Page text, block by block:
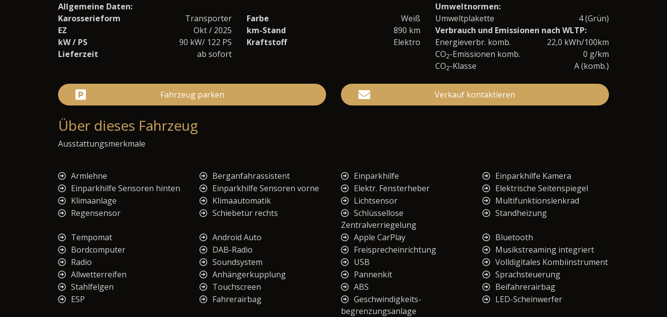
Allgemeine Daten:
Karosserieform
Transporter Farbe
Weiß
EZ
Okt / 2025 km-Stand
890 km
kW / PS
90 kW/ 122 PS Kraftstoff
Elektro
Lieferzeit
ab sofort
Umweltnormen:
Umweltplakette
4 (Grün)
Verbrauch und Emissionen nach WLTP:
Energieverbr. komb.
22,0 kWh/100km
CO2-Emissionen komb.
0 g/km
CO2-Klasse A (komb.)
Fahrzeug parken Verkauf kontaktieren
Über dieses Fahrzeug
Ausstattungsmerkmale
Armlehne Berganfahrassistent Einparkhilfe
Einparkhilfe Kamera
Einparkhilfe Sensoren hinten
Einparkhilfe Sensoren vorne Elektr. Fensterheber
Elektrische Seitenspiegel
Klimaanlage
Klimaautomatik Lichtsensor
Multifunktionslenkrad
Regensensor
Schiebetür rechts
Schlüssellose
Zentralverriegelung
Standheizung
Tempomat Android Auto Apple CarPlay
Bluetooth
Bordcomputer
DAB-Radio Freisprecheinrichtung
Musikstreaming integriert
Radio
Soundsystem USB
Volldigitales Kombiinstrument
Allwetterreifen
Anhängerkupplung Pannenkit
Sprachsteuerung
Stahlfelgen
Touchscreen ABS
Beifahrerairbag
ESP
Fahrerairbag
Geschwindigkeits-
begrenzungsanlage
LED-Scheinwerfer